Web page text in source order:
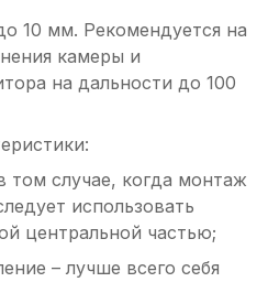
10 мм. Рекомендуется на
камеры и
на дальности до 100
том случае, когда монтаж
использовать
центральной частью;
– лучше всего себя